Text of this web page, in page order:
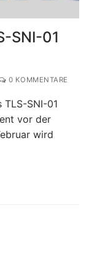
SNI-01
0 KOMMENTARE
SNI-01
vor der
wird